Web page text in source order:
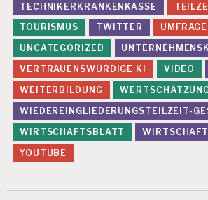
TECHNIKERKRANKENKASSE
TOURISMUS
TWITTER
UMFRAGE
UNCATEGORIZED
VERTRAUENSWÜRDIGE KI
VIDEO
WEITERBILDUNG
WIEDEREINGLIEDERUNGSTEILZEIT-
WIRTSCHAFTSBLATT
YOUTUBE